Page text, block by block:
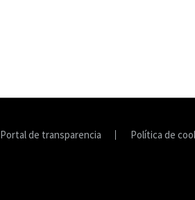
Portal de transparencia Política de